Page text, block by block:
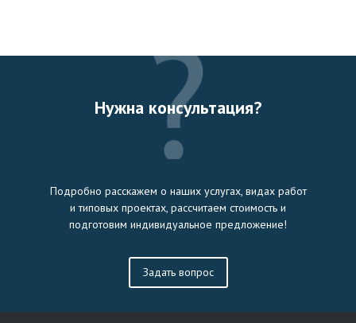
Нужна консультация?
Подробно расскажем о наших услугах, видах работ
и типовых проектах, рассчитаем стоимость и
подготовим индивидуальное предложение!
Задать вопрос